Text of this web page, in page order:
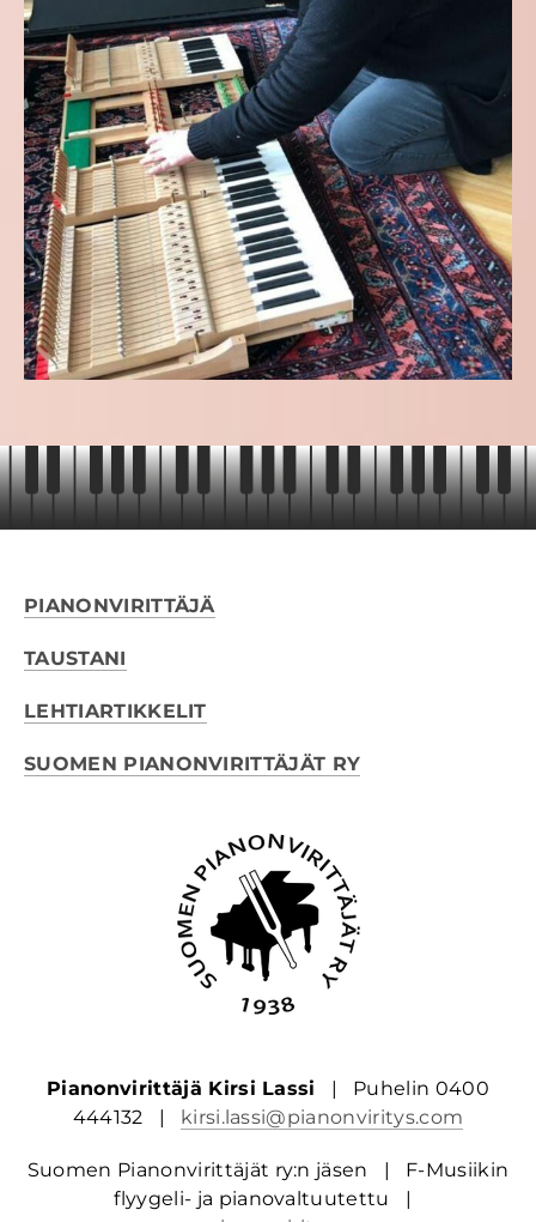
PIANONVIRITTÄJÄ
TAUSTANI
LEHTIARTIKKELIT
SUOMEN PIANONVIRITTÄJÄT RY
Pianonvirittäjä Kirsi Lassi | Puhelin 0400
444132 | kirsi.lassi@pianonviritys.com
Suomen Pianonvirittäjät ry:n jäsen | F-Musiikin
flyygeli- ja pianovaltuutettu |